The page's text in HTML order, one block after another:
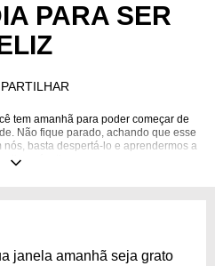
DE ANIVERSÁRIO
PARA SER
tem amanhã para poder começar de
Não fique parado, achando que esse
basta despertá-lo e aprendermos a
dia após dia.
janela amanhã seja grato